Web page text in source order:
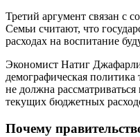
Третий аргумент связан с
Семьи считают, что
расходах на воспитание
Экономист Натиг
демографическая политика
не должна
текущих бюджетных
Почему